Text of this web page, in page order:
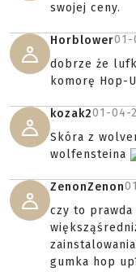
swojej ceny.
Horblower01-
dobrze że
komorę Hop-
kozak201-04-
Skóra z
wolfensteina
ZenonZenon
czy to
gumka hop